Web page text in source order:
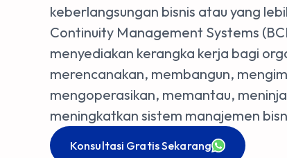
keberlangsungan bisnis atau yang
Continuity Management Systems
menyediakan kerangka kerja bagi
merencanakan, membangun,
mengoperasikan, memantau,
meningkatkan sistem manajemen
Konsultasi Gratis Sekarang